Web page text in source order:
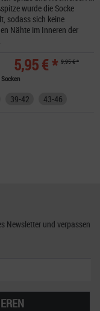
wurde die Socke
sodass sich keine
Nähte im Inneren der
5,95 € * 9,95 € *
Socken
39-42 43-46
Newsletter und verpassen